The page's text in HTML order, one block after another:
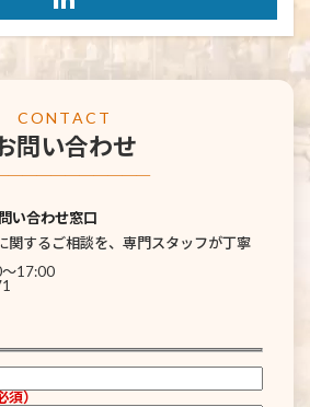
CONTACT
問い合わせ
い合わせ窓口
関するご相談を、専門スタッフが丁寧
17:00
須）